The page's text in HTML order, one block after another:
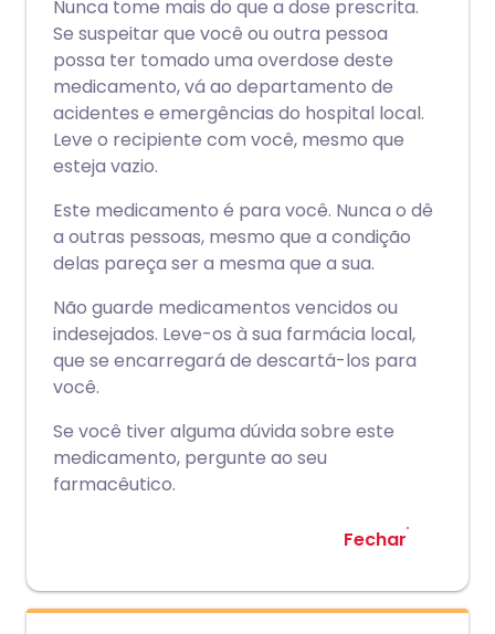
Nunca tome mais do que a dose prescrita.
Se suspeitar que você ou outra pessoa
possa ter tomado uma overdose deste
medicamento, vá ao departamento de
acidentes e emergências do hospital local.
Leve o recipiente com você, mesmo que
esteja vazio.
Este medicamento é para você. Nunca o dê
a outras pessoas, mesmo que a condição
delas pareça ser a mesma que a sua.
Não guarde medicamentos vencidos ou
indesejados. Leve-os à sua farmácia local,
que se encarregará de descartá-los para
você.
Se você tiver alguma dúvida sobre este
medicamento, pergunte ao seu
farmacêutico.
Fechar